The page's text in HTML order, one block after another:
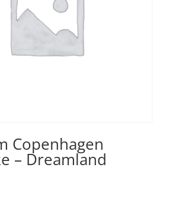
Copenhagen
– Dreamland